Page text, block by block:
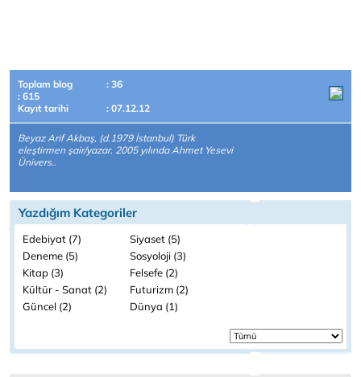
Toplam blog
: 36
: 615
Kayıt tarihi
: 07.12.12
Beyaz Arif Akbaş, (d.1979 İstanbul) Türk
eleştirmen şair/yazar. 2005 yılında Ahmet Yesevi
Ünivers..
Yazdığım Kategoriler
Edebiyat (7)
Siyaset (5)
Deneme (5)
Sosyoloji (3)
Kitap (3)
Felsefe (2)
Kültür - Sanat (2)
Futurizm (2)
Güncel (2)
Dünya (1)